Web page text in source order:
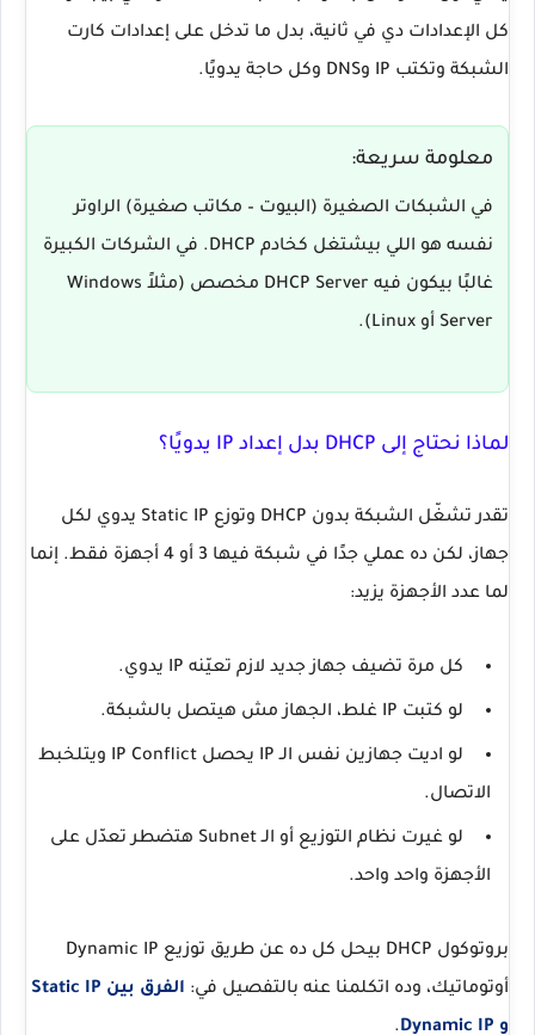
كل الإعدادات دي في ثانية، بدل ما تدخل على إعدادات كارت
الشبكة وتكتب IP وDNS وكل حاجة يدويًا.
معلومة سريعة:
في الشبكات الصغيرة (البيوت – مكاتب صغيرة) الراوتر
نفسه هو اللي بيشتغل كخادم DHCP. في الشركات الكبيرة
غالبًا بيكون فيه DHCP Server
مخصص (مثلاً Windows
Server أو Linux).
لماذا نحتاج إلى DHCP بدل إعداد IP يدويًا؟
تقدر تشغّل الشبكة بدون DHCP وتوزع Static IP يدوي لكل
جهاز، لكن ده عملي جدًا في شبكة فيها 3 أو 4 أجهزة فقط. إنما
لما عدد الأجهزة يزيد:
كل مرة تضيف جهاز جديد لازم تعيّنه IP يدوي.
لو كتبت IP غلط، الجهاز مش هيتصل بالشبكة.
لو اديت جهازين نفس الـ IP يحصل IP Conflict ويتلخبط
الاتصال.
لو غيرت نظام التوزيع أو الـ Subnet هتضطر تعدّل على
الأجهزة واحد واحد.
بروتوكول DHCP بيحل كل ده عن طريق توزيع
Dynamic IP
أوتوماتيك، وده اتكلمنا عنه بالتفصيل في:
الفرق بين Static IP
و Dynamic IP
.